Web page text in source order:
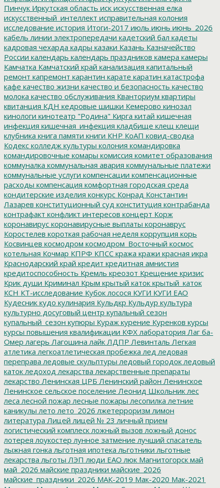
Пинчук Иркутская область иск искусственная елка
искусственный_интеллект исправительная колония
исследование история Итоги-2017 июль июнь июнь_2026
кабель линии электропередачи кадетский бал кадеты
кадровая чехарда кадры казаки Казань Казначейство
России календарь календарь праздников камера камеры
Камчатка Камчатский край канализация капитальный
ремонт капремонт карантин карате каратин катастрофа
кафе качество жизни качество и безопасность качество
молока качество обслуживания Кванториум квартиры
квитанция КДН кедровые шишки Кемерово кинозал
кинологи кинотеатр "Родина" Кирга китай кишечная
инфекция кишечная_инфекция кладбище клещ клещи
клубника книга памяти книги КНР КоАП ковид-сводка
Кодекс колледж культуры колония командировка
командировочные комары комиссия комитет образования
коммуналка коммунальная авария коммунальные платежи
коммунальные услуги компенсации компенсационные
расходы компенсация комфортная городская среда
кондитерские изделия конкурс Конрад Константин
Лазарев конституционный суд конституция контрабанда
контрафакт конфликт интересов концерт Корж
коронавирус коронавирусные выплаты коронаврус
Коростелев короткая рабочая неделя коррупция корь
Косвинцев космодром космодром_Восточный космос
котельная Кочмар КПРФ КПСС кража кражи красная икра
Краснодарский край кредит кредитная амнистия
кредитоспособность Кремль креозот Крещение кризис
Крик души Криминал Крым крытый каток крытый_каток
КСН КТ-исследование Кубок лосося КУГИ КУГИ ЕАО
Кудесник кудо кулинария Кульдкр Кульдур культура
культурно досуговый центр купальный сезон
купальный_сезон купюры Кураж курение Куренков курсы
курсы повышения квалификации КФХ лаборатория Лаг ба-
Омер лагерь Лагошина лайк ЛДПР Левинталь Легкая
атлетика легкоатлетическая пробежка лед ледовая
переправа ледовые скульптуры ледовый городок ледовый
каток ледоход лекарства лекарственные препараты
лекарство Ленинская ЦРБ Ленинский район Ленинское
Ленинское сельское поселение Леонид Школьник лес
леса лесной пожар лесные пожары лесопилка летние
каникулы лето лето_2026 лжетерроризм лимон
литература Лицей лицей № 23 личный прием
логистический комплеск ложный вызов ложный донос
лотерея лоукостер лунное затмение лучший спасатель
лыжная гонка льготная ипотека льготники льготные
лекарства льготы ЛЭП люди ЕАО люк Магнитогорск май
май_2026 майские праздники майские_2026
майские_праздники_2026 МАК-2019 Мак-2020 Мак-2021